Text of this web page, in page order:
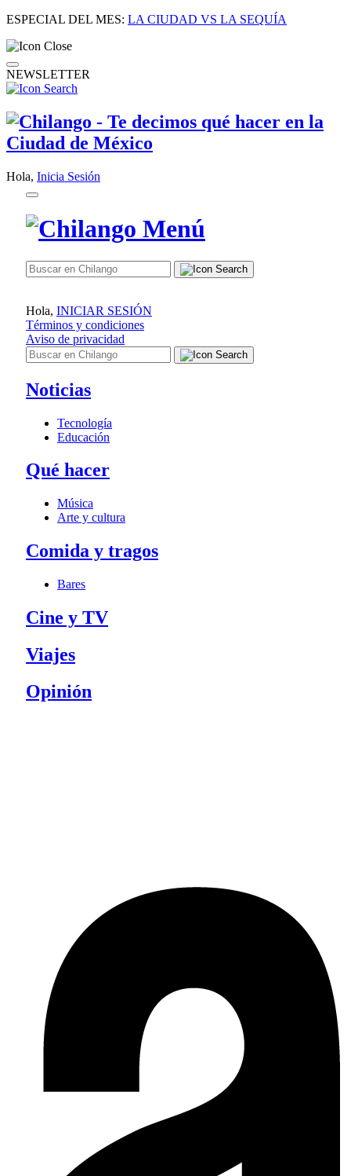
ESPECIAL DEL MES: LA CIUDAD VS LA SEQUÍA
NEWSLETTER
Hola, Inicia Sesión
Hola, INICIAR SESIÓN
Términos y condiciones
Aviso de privacidad
Noticias
Tecnología
Educación
Qué hacer
Música
Arte y cultura
Comida y tragos
Bares
Cine y TV
Viajes
Opinión